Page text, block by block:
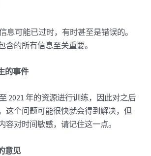
息可能已过时，有时甚至是错误的。
含的所有信息至关重要。
的事件
2021 年的资源进行训练，因此对之后
这个问题可能很快就会得到解决，但
容对时间敏感，请记住这一点。
意见